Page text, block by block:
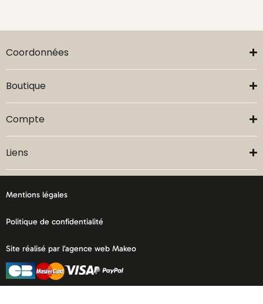
Coordonnées
Boutique
Compte
Liens
Mentions légales
Politique de confidentialité
Site réalisé par l’agence web Makeo